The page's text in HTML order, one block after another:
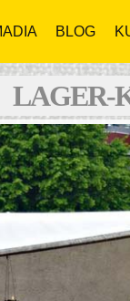
BLOG
LAGER-